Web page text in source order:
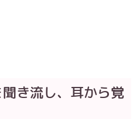
き流し、耳から覚